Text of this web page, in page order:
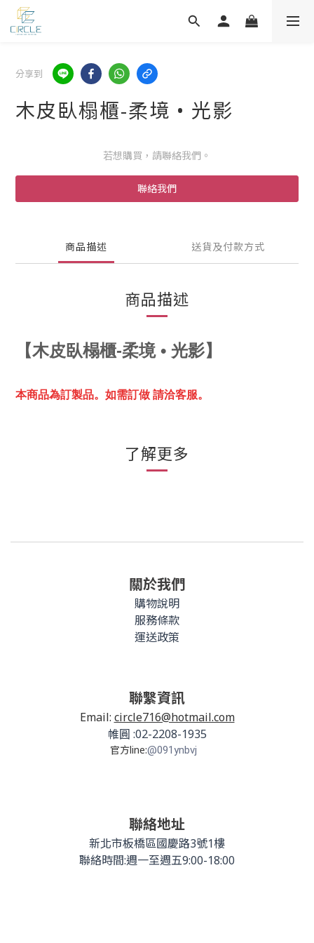
分享到
木皮臥榻櫃-柔境 • 光影
若想購買，請聯絡我們。
聯絡我們
商品描述 送貨及付款方式
商品描述
【木皮臥榻櫃-柔境 • 光影】
本商品為訂製品。 如需訂做 請洽客服。
了解更多
關於我們
購物說明
服務條款
運送政策
聯繫資訊
Email: circle716@hotmail.com
帷圓 :02-2208-1935
官方line:@091ynbvj
聯絡地址
新北市板橋區國慶路3號1樓
聯絡時間:週一至週五9:00-18:00